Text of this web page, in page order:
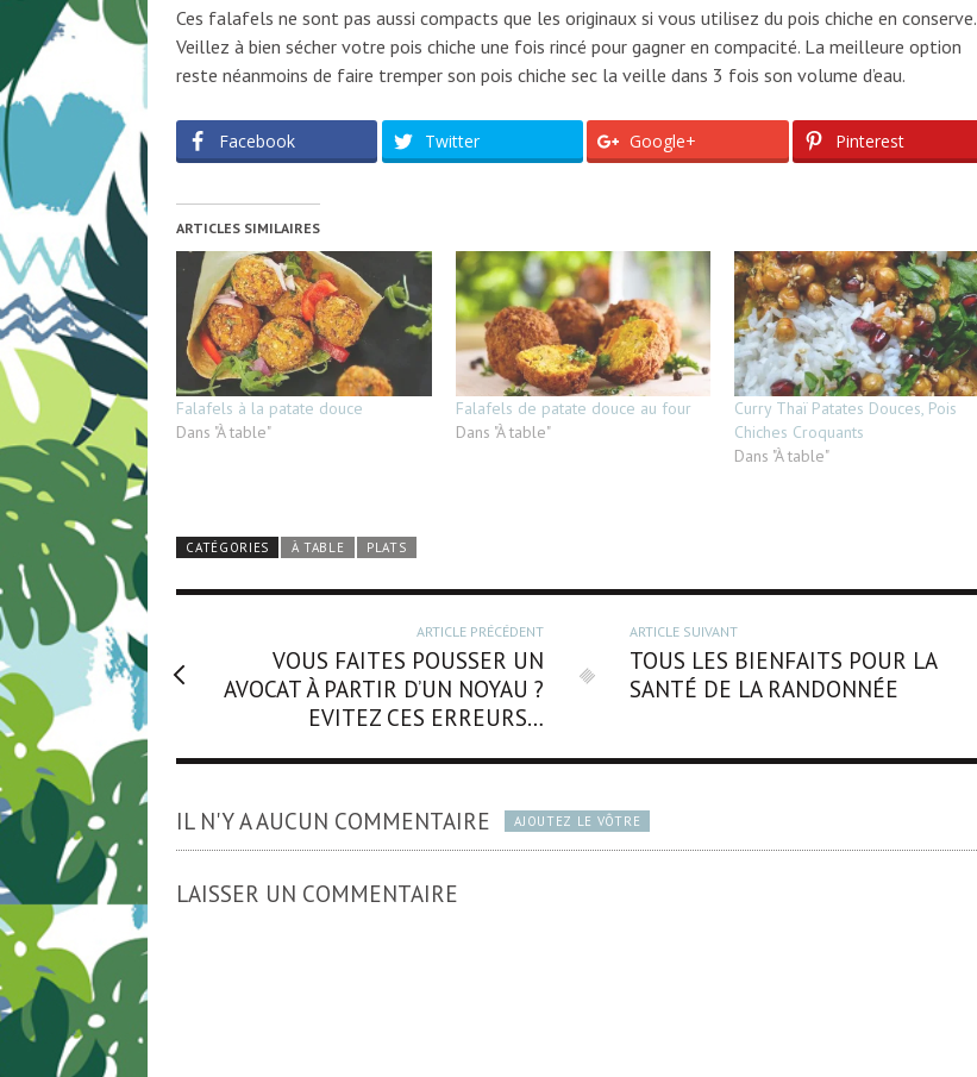
Ces falafels ne sont pas aussi compacts que les originaux si vous utilisez du pois chiche en conserve.
Veillez à bien sécher votre pois chiche une fois rincé pour gagner en compacité. La meilleure option
reste néanmoins de faire tremper son pois chiche sec la veille dans 3 fois son volume d’eau.
Facebook Twitter Google+ Pinterest
ARTICLES SIMILAIRES
Falafels à la patate douce
Dans "À table"
Falafels de patate douce au four
Dans "À table"
Curry Thaï Patates Douces, Pois
Chiches Croquants
Dans "À table"
CATÉGORIES À TABLE PLATS
ARTICLE PRÉCÉDENT
VOUS FAITES POUSSER UN
AVOCAT À PARTIR D’UN NOYAU ?
EVITEZ CES ERREURS…
ARTICLE SUIVANT
TOUS LES BIENFAITS POUR LA
SANTÉ DE LA RANDONNÉE
IL N'Y A AUCUN COMMENTAIRE AJOUTEZ LE VÔTRE
LAISSER UN COMMENTAIRE